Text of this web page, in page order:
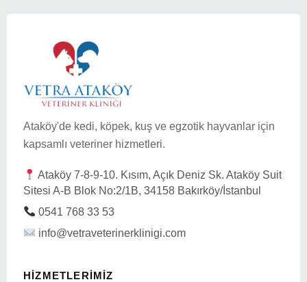
Ataköy'de kedi, köpek, kuş ve egzotik hayvanlar için
kapsamlı veteriner hizmetleri.
Ataköy 7-8-9-10. Kısım, Açık Deniz Sk. Ataköy Suit
Sitesi A-B Blok No:2/1B, 34158 Bakırköy/İstanbul
0541 768 33 53
info@vetraveterinerklinigi.com
HIZMETLERIMIZ